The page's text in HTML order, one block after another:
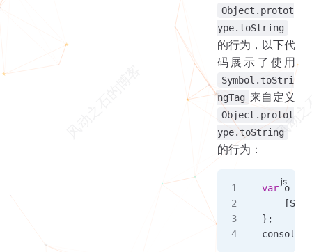
Object.protot
ype.toString
的行为，以下代
码展示了使用
Symbol.toStri
ngTag 来自定义
Object.protot
ype.toString
的行为：
var o
    [
};
console